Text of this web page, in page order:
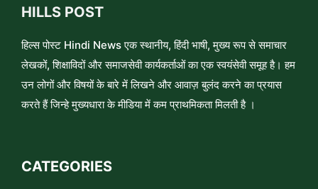
HILLS POST
हिल्स पोस्ट Hindi News एक स्थानीय, हिंदी भाषी, मुख्य रूप से समाचार
लेखकों, शिक्षाविदों और समाजसेवी कार्यकर्ताओं का एक स्वयंसेवी समूह है। हम
उन लोगों और विषयों के बारे में लिखने और आवाज़ बुलंद करने का प्रयास
करते हैं जिन्हे मुख्यधारा के मीडिया में कम प्राथमिकता मिलती है ।
CATEGORIES